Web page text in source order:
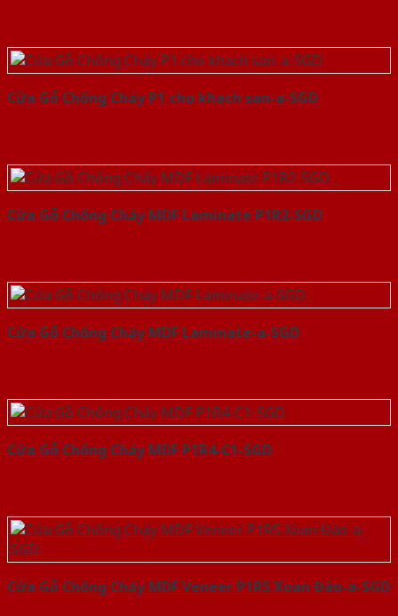
Cửa Gỗ Chống Cháy P1 cho khach san-a-SGD
Cửa Gỗ Chống Cháy MDF Laminate P1R2-SGD
Cửa Gỗ Chống Cháy MDF Laminate-a-SGD
Cửa Gỗ Chống Cháy MDF P1R4-C1-SGD
Cửa Gỗ Chống Cháy MDF Veneer P1R5 Xoan Đào-a-SGD